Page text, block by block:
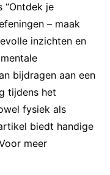
“Ontdek je
– maak
inzichten en
bijdragen aan een
tijdens het
fysiek als
biedt handige
meer